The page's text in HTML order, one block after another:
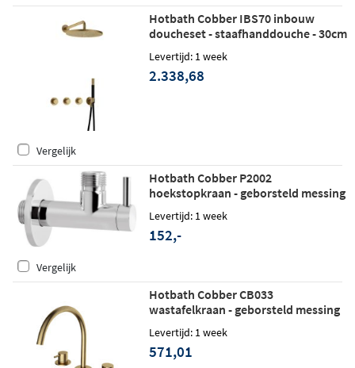
Hotbath Cobber IBS70 inbouw
doucheset - staafhanddouche - 30cm
hoofddouche - wandarm -
wandhouder - geborsteld messing
Levertijd: 1 week
2.338,68
Vergelijk
Hotbath Cobber P2002
hoekstopkraan - geborsteld messing
Levertijd: 1 week
152,-
Vergelijk
Hotbath Cobber CB033
wastafelkraan - geborsteld messing
Levertijd: 1 week
571,01